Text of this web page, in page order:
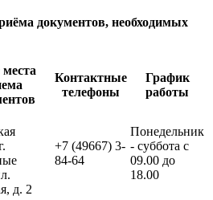
документов, необходимых
Контактные
телефоны
График
работы
д. 2
+7 (49667) 3-
84-64
Понедельник
- суббота с
09.00 до
18.00